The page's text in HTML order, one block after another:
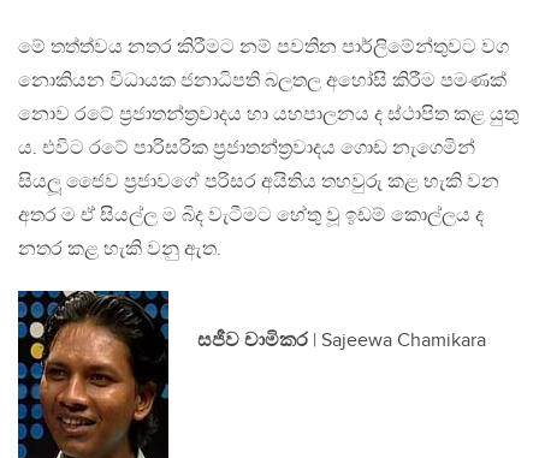
මේ තත්ත්වය නතර කිරීමට නම් පවතින පාර්ලිමේන්තුවට වග
නොකියන විධායක ජනාධිපති බලතල අහෝසි කිරීම පමණක්
නොව රටේ ප‍්‍රජාතන්ත‍්‍රවාදය හා යහපාලනය ද ස්ථාපිත කළ යුතු
ය. එවිට රටේ පාරිසරික ප‍්‍රජාතන්ත‍්‍රවාදය ගොඩ නැගෙමින්
සියලූ ජෛව ප‍්‍රජාවගේ පරිසර අයිතිය තහවුරු කළ හැකි වන
අතර ම ඒ සියල්ල ම බිද වැටීමට හේතු වූ ඉඩම් කොල්ලය ද
නතර කළ හැකි වනු ඇත.
සජීව චාමිකර | Sajeewa Chamikara